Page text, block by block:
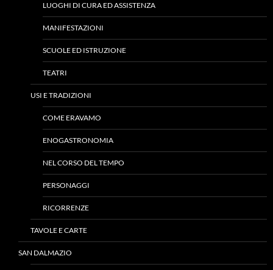
LUOGHI DI CURA ED ASSISTENZA
MANIFESTAZIONI
SCUOLE ED ISTRUZIONE
TEATRI
USI E TRADIZIONI
COME ERAVAMO
ENOGASTRONOMIA
NEL CORSO DEL TEMPO
PERSONAGGI
RICORRENZE
TAVOLE E CARTE
SAN DALMAZIO